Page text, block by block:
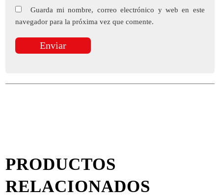
Guarda mi nombre, correo electrónico y web en este
navegador para la próxima vez que comente.
PRODUCTOS
RELACIONADOS